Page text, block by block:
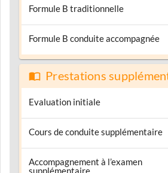
Formule B traditionnelle
Formule B conduite accompagnée
Prestations
Evaluation initiale
Cours de conduite supplémentaire
Accompagnement à l’examen
supplémentaire